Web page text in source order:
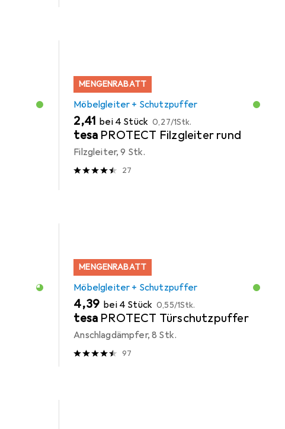
MENGENRABATT
Möbelgleiter + Schutzpuffer
EUR
2,41 bei 4 Stück EUR
0,27/1Stk.
tesa PROTECT Filzgleiter rund
Filzgleiter, 9 Stk.
27
MENGENRABATT
Möbelgleiter + Schutzpuffer
EUR
4,39 bei 4 Stück EUR
0,55/1Stk.
tesa PROTECT Türschutzpuffer
Anschlagdämpfer, 8 Stk.
97